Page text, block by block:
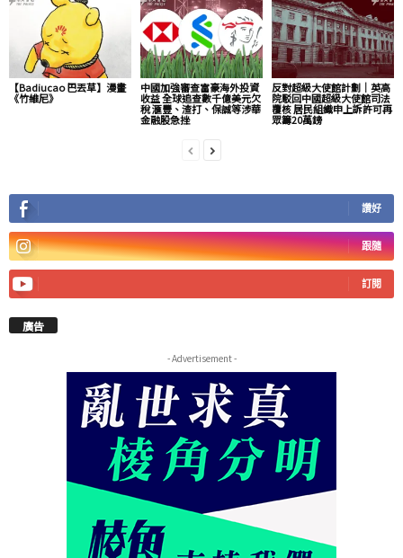
【Badiucao 巴丟草】漫畫
《竹維尼》
中國加強審查富豪海外投資
收益 全球追查數千億美元欠
稅 滙豐、渣打、保誠等涉華
金融股急挫
反對超級大使館計劃｜英高
院駁回中國超級大使館司法
覆核 居民組織申上訴許可再
眾籌20萬鎊
讚好
跟隨
訂閱
廣告
- Advertisement -